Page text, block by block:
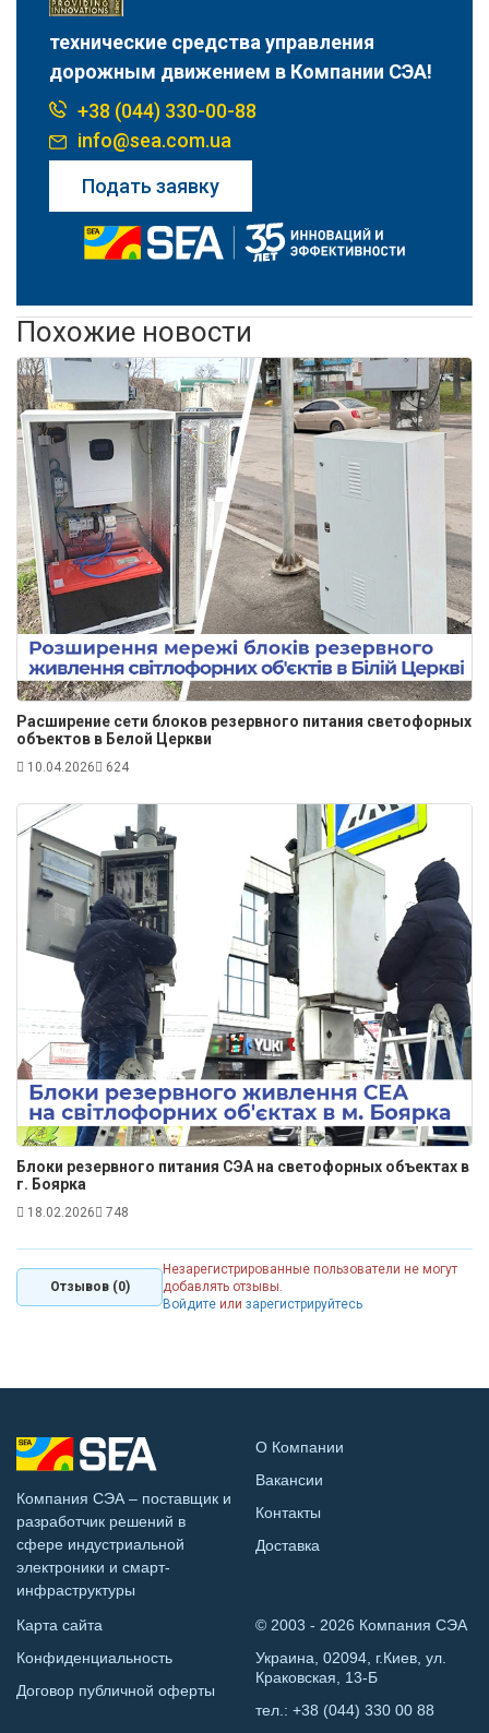
технические средства управления
дорожным движением в Компании СЭА!
+38 (044) 330-00-88
info@sea.com.ua
Подать заявку
Похожие новости
Расширение сети блоков резервного питания светофорных
объектов в Белой Церкви
10.04.2026 624
Блоки резервного питания СЭА на светофорных объектах в
г. Боярка
18.02.2026 748
Отзывов (0)
Незарегистрированные пользователи не могут
добавлять отзывы.
Войдите или зарегистрируйтесь
Компания СЭА – поставщик и
разработчик решений в
сфере индустриальной
электроники и смарт-
инфраструктуры
О Компании
Вакансии
Контакты
Доставка
Карта сайта
Конфиденциальность
Договор публичной оферты
© 2003 - 2026 Компания СЭА
Украина, 02094, г.Киев, ул.
Краковская, 13-Б
тел.: +38 (044) 330 00 88